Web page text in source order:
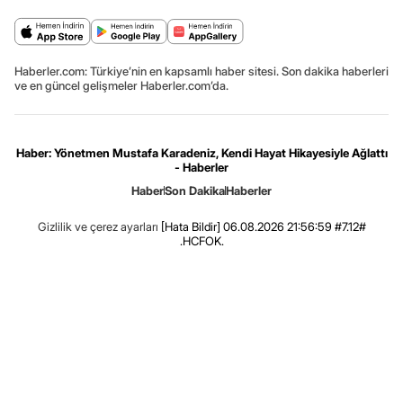
Haberler.com: Türkiye’nin en kapsamlı haber sitesi. Son dakika haberleri
ve en güncel gelişmeler Haberler.com’da.
Haber: Yönetmen Mustafa Karadeniz, Kendi Hayat Hikayesiyle Ağlattı
- Haberler
HaberSon DakikaHaberler
Gizlilik ve çerez ayarları [Hata Bildir] 06.08.2026 21:56:59 #7.12#
.HCFOK.